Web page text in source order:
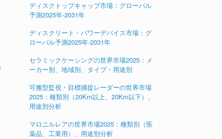
ディスクトップキャップ市場：グローバル
予測2025年-2031年
ディスクリート・パワーデバイス市場：グ
ローバル予測2025年-2031年
セラミックケーシングの世界市場2025：メ
ーカー別、地域別、タイプ・用途別
可搬型監視・目標捕捉レーダーの世界市場
2025：種類別（20Km以上、20Km以下）、
用途別分析
マロニルレアの世界市場2025：種類別（医
薬品、工業用）、用途別分析